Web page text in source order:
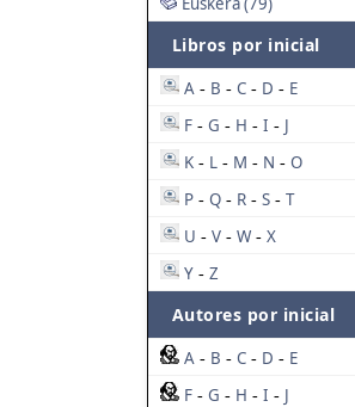
Libros por inicial
A - B - C - D - E
F - G - H - I - J
K - L - M - N - O
P - Q - R - S - T
U - V - W - X
Y - Z
Autores por inicial
A - B - C - D - E
F - G - H - I - J